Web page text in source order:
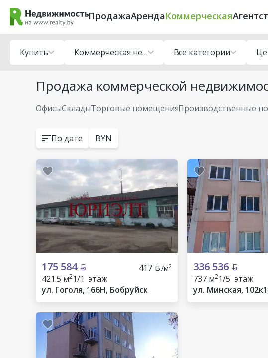
ПродажаАрендаКоммерческая
Продажа коммерческой
ОфисыСкладыТорговые помещенияПроизводственные
Купить Коммерческая недвижимость Все категории
По дате BYN
175 584 417 /м2
421.5 м21/1 этаж
ул. Гоголя, 166Н, Бобруйск
336 536
737 м21/5 этаж
ул. Минская,